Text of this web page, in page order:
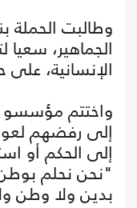
وطالبت
الجماهير، سعيا
الإنسانية، على
واختتم مؤسسو
إلى رفضهم
إلى الحكم أو
"نحن نحلم
بدين ولا وطن